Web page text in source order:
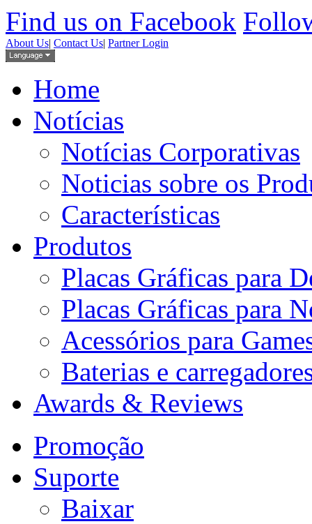
Find us on Facebook
About Us| Contact Us| Partner Login
Home
Notícias
Notícias Corporativas
Noticias sobre os
Características
Produtos
Placas Gráficas para
Placas Gráficas para
Acessórios para
Baterias e
Awards & Reviews
Promoção
Suporte
Baixar